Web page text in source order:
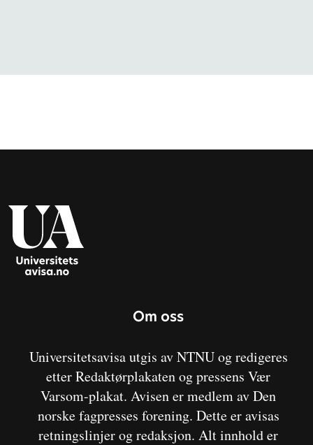
Om oss
Universitetsavisa utgis av NTNU og redigeres
etter Redaktørplakaten og pressens Vær
Varsom-plakat. Avisen er medlem av Den
norske fagpresses forening. Dette er avisas
retningslinjer og redaksjon. Alt innhold er